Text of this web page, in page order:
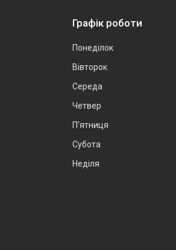
Графік роботи
Понеділок
Вівторок
Середа
Четвер
Пʼятниця
Субота
Неділя